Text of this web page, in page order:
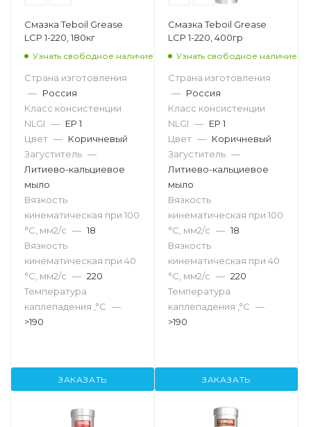
Смазка Teboil Grease
LCP 1-220, 180кг
Узнать свободное наличие
Страна изготовления
— Россия
Класс консистенции
NLGI — EP 1
Цвет — Коричневый
Загуститель —
Литиево-кальциевое
мыло
Вязкость
кинематическая при 100
°С, мм2/с — 18
Вязкость
кинематическая при 40
°С, мм2/с — 220
Температура
каплепадения ,°C —
>190
ЗАКАЗАТЬ
Смазка Teboil Grease
LCP 1-220, 400гр
Узнать свободное наличие
Страна изготовления
— Россия
Класс консистенции
NLGI — EP 1
Цвет — Коричневый
Загуститель —
Литиево-кальциевое
мыло
Вязкость
кинематическая при 100
°С, мм2/с — 18
Вязкость
кинематическая при 40
°С, мм2/с — 220
Температура
каплепадения ,°C —
>190
ЗАКАЗАТЬ